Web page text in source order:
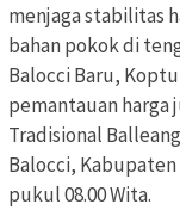
menjaga stabilitas
bahan pokok di
Balocci Baru,
pemantauan harga
Tradisional
Balocci, Kabupaten
pukul 08.00 Wita.